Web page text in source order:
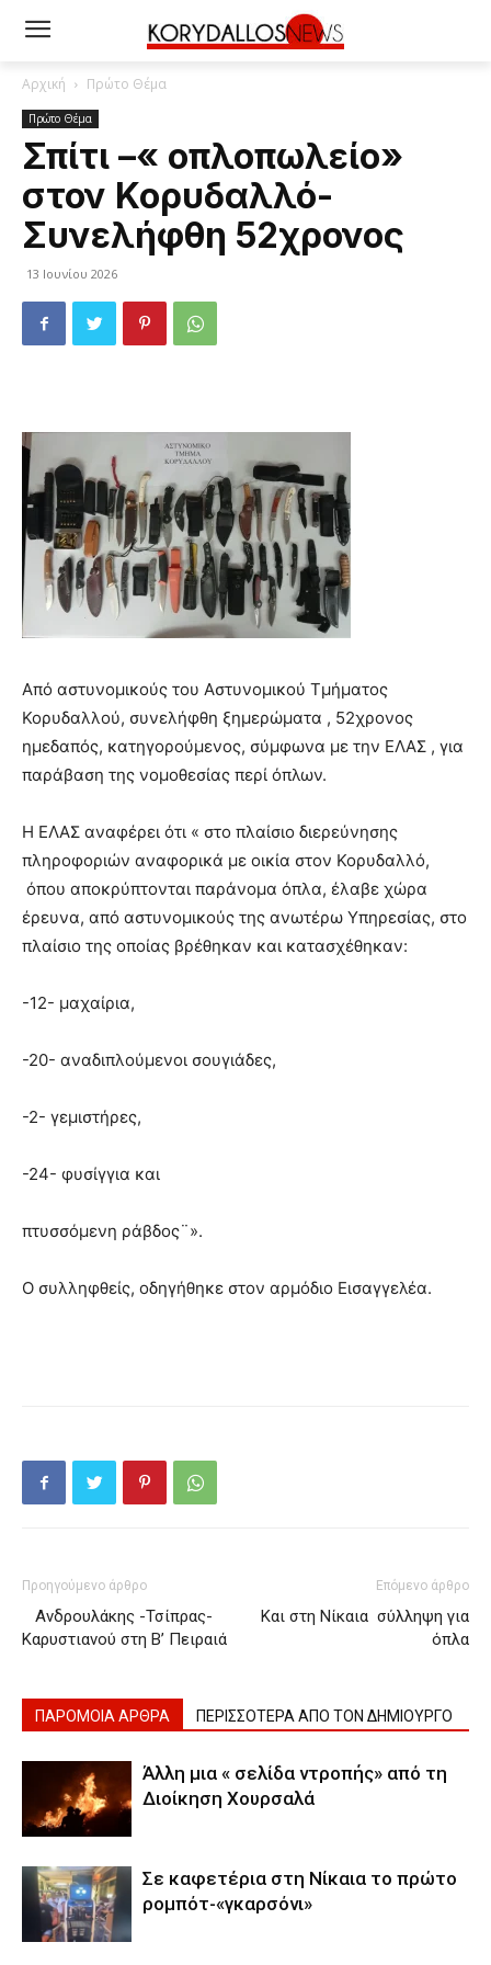
Αρχική Πρώτο Θέμα
Πρώτο Θέμα
Σπίτι –« οπλοπωλείο»
στον Κορυδαλλό-
Συνελήφθη 52χρονος
13 Ιουνίου 2026
Από αστυνομικούς του Αστυνομικού Τμήματος
Κορυδαλλού, συνελήφθη ξημερώματα , 52χρονος
ημεδαπός, κατηγορούμενος, σύμφωνα με την ΕΛΑΣ , για
παράβαση της νομοθεσίας περί όπλων.
Η ΕΛΑΣ αναφέρει ότι « στο πλαίσιο διερεύνησης
πληροφοριών αναφορικά με οικία στον Κορυδαλλό,
όπου αποκρύπτονται παράνομα όπλα, έλαβε χώρα
έρευνα, από αστυνομικούς της ανωτέρω Υπηρεσίας, στο
πλαίσιο της οποίας βρέθηκαν και κατασχέθηκαν:
-12- μαχαίρια,
-20- αναδιπλούμενοι σουγιάδες,
-2- γεμιστήρες,
-24- φυσίγγια και
πτυσσόμενη ράβδος¨».
Ο συλληφθείς, οδηγήθηκε στον αρμόδιο Εισαγγελέα.
Προηγούμενο άρθρο
Ανδρουλάκης -Τσίπρας-
Καρυστιανού στη Β’ Πειραιά
Επόμενο άρθρο
Και στη Νίκαια σύλληψη για
όπλα
ΠΑΡΟΜΟΙΑ ΑΡΘΡΑ ΠΕΡΙΣΣΟΤΕΡΑ ΑΠΟ ΤΟΝ ΔΗΜΙΟΥΡΓΟ
Άλλη μια « σελίδα ντροπής» από τη
Διοίκηση Χουρσαλά
Σε καφετέρια στη Νίκαια το πρώτο
ρομπότ-«γκαρσόνι»